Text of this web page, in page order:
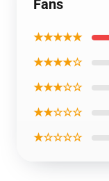
Fans
★★★★★
★★★★☆
★★★☆☆
★★☆☆☆
★☆☆☆☆